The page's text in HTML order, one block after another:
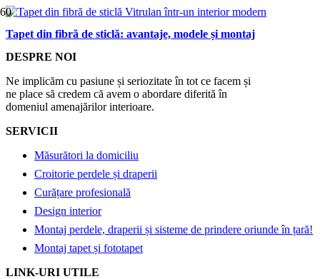
Tapet din fibră de sticlă: avantaje, modele și montaj
DESPRE NOI
Ne implicăm cu pasiune și seriozitate în tot ce facem și
ne place să credem că avem o abordare diferită în
domeniul amenajărilor interioare.
SERVICII
Măsurători la domiciliu
Croitorie perdele și draperii
Curățare profesională
Design interior
Montaj perdele, draperii și sisteme de prindere oriunde în țară!
Montaj tapet și fototapet
LINK-URI UTILE